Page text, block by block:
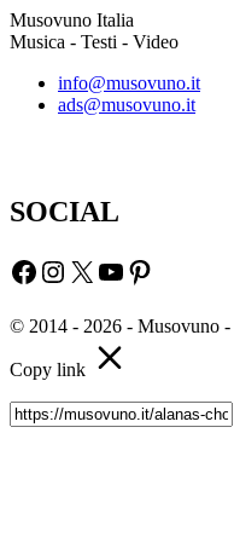
Musovuno Italia
Musica - Testi - Video
info@musovuno.it
ads@musovuno.it
SOCIAL
Facebook
Instagram
X YouTube
Pinterest
© 2014 - 2026 - Musovuno -
Copy link